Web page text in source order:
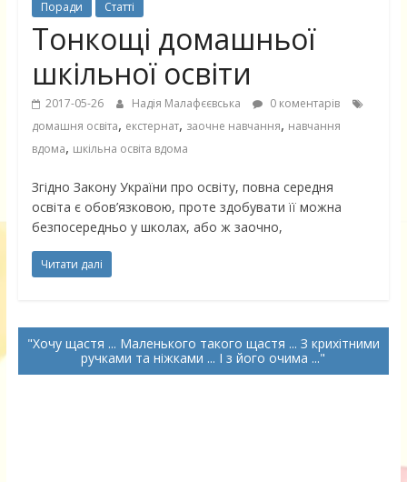
Поради Статті
Тонкощі домашньої
шкільної освіти
2017-05-26 Надія Малафєєвська
0 коментарів
домашня освіта, екстернат, заочне навчання, навчання
вдома, шкільна освіта вдома
Згідно Закону України про освіту, повна середня
освіта є обов’язковою, проте здобувати її можна
безпосередньо у школах, або ж заочно,
Читати далі
Хочу щастя ... Маленького такого щастя ... З крихітними
ручками та ніжками ... І з його очима ...